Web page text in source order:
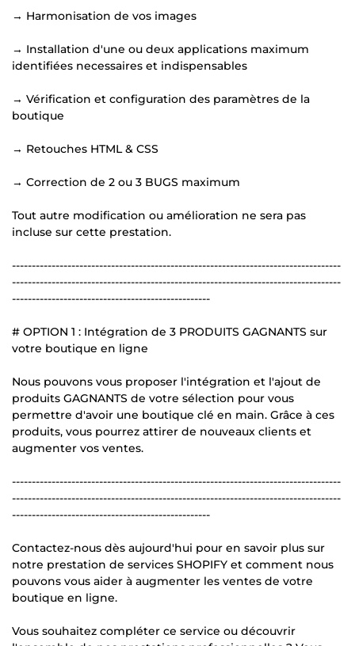
→ Harmonisation de vos images
→ Installation d'une ou deux applications maximum
identifiées necessaires et indispensables
→ Vérification et configuration des paramètres de la
boutique
→ Retouches HTML & CSS
→ Correction de 2 ou 3 BUGS maximum
Tout autre modification ou amélioration ne sera pas
incluse sur cette prestation.
-----------------------------------------------------------------------------------
-----------------------------------------------------------------------------------
--------------------------------------------------
# OPTION 1 : Intégration de 3 PRODUITS GAGNANTS sur
votre boutique en ligne
Nous pouvons vous proposer l'intégration et l'ajout de
produits GAGNANTS de votre sélection pour vous
permettre d'avoir une boutique clé en main. Grâce à ces
produits, vous pourrez attirer de nouveaux clients et
augmenter vos ventes.
-----------------------------------------------------------------------------------
-----------------------------------------------------------------------------------
--------------------------------------------------
Contactez-nous dès aujourd'hui pour en savoir plus sur
notre prestation de services SHOPIFY et comment nous
pouvons vous aider à augmenter les ventes de votre
boutique en ligne.
Vous souhaitez compléter ce service ou découvrir